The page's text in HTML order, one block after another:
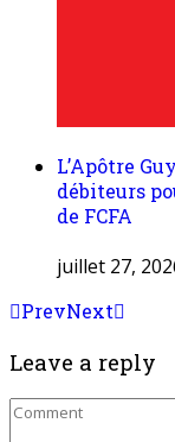
L’Apôtre
débiteurs
de FCFA
juillet 27,
PrevNext
Leave a reply